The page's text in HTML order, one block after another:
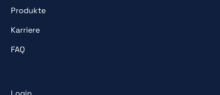
Produkte
Karriere
FAQ